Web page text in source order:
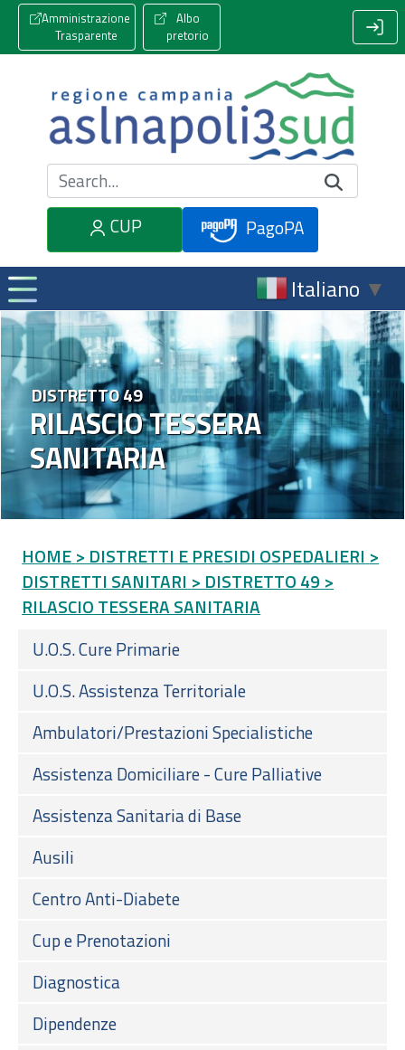
Amministrazione
Trasparente
Albo
pretorio
Cerca nel sito
CUP
PagoPA
Italiano ▼
RILASCIO TESSERA
SANITARIA
DISTRETTO 49
HOME > DISTRETTI E PRESIDI OSPEDALIERI >
DISTRETTI SANITARI > DISTRETTO 49 >
RILASCIO TESSERA SANITARIA
U.O.S. Cure Primarie
U.O.S. Assistenza Territoriale
Ambulatori/Prestazioni Specialistiche
Assistenza Domiciliare - Cure Palliative
Assistenza Sanitaria di Base
Ausili
Centro Anti-Diabete
Cup e Prenotazioni
Diagnostica
Dipendenze